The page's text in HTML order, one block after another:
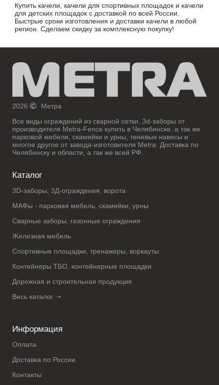
Купить качели, качели для спортивных площадок и качели
для детских площадок с доставкой по всей России.
Быстрые сроки изготовления и доставки качели в любой
регион. Сделаем скидку за комплексную покупку!
2026
Метра
Все виды ограждений из сварной сетки, 3d-заборы от
производителя Metra-Fence купить в Челябинске, а так же
парковой мебели, скамейки и урны, теневые навесы и
многое другое от завода-изготовителя Metra. Доставка по
Челябинску и области, а так же всей РФ.
Каталог
3D-заборы, 3Д-ограждения, ворота
МАФы - парковая мебель, скамейки, урны
Сварные заборы, газонные ограждения
Железная мебель
Спортивные площадки, тренажеры, воркауты
Контейнеры ТБО, контейнерные площадки
Дорожная и строительная продукция
Весь каталог ➝
Информация
Оплата
Доставка по России
Контакты